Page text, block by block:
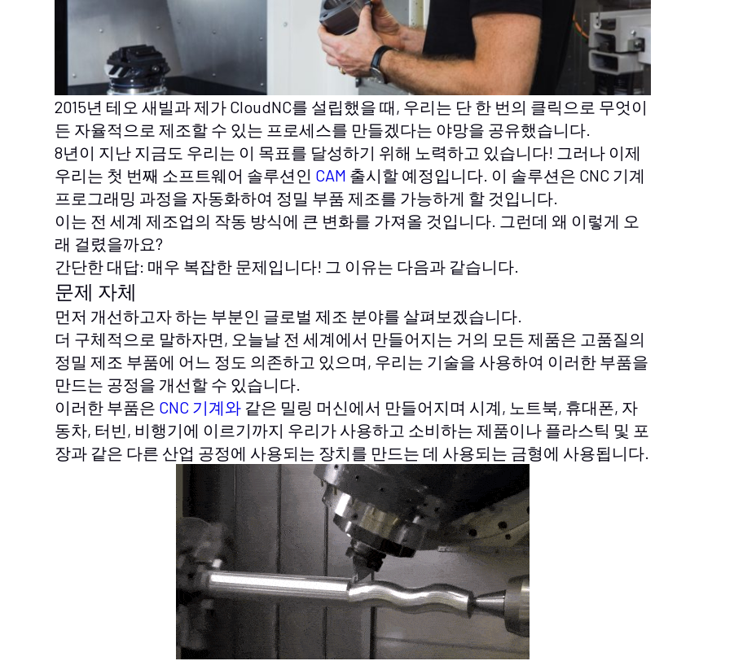
2015년 테오 새빌과 제가 CloudNC를 설립했을 때, 우리는 단 한 번의 클릭으로 무엇이
든 자율적으로 제조할 수 있는 프로세스를 만들겠다는 야망을 공유했습니다.
8년이 지난 지금도 우리는 이 목표를 달성하기 위해 노력하고 있습니다! 그러나 이제
우리는 첫 번째 소프트웨어 솔루션인 CAM 출시할 예정입니다. 이 솔루션은 CNC 기계
프로그래밍 과정을 자동화하여 정밀 부품 제조를 가능하게 할 것입니다.
이는 전 세계 제조업의 작동 방식에 큰 변화를 가져올 것입니다. 그런데 왜 이렇게 오
래 걸렸을까요?
간단한 대답: 매우 복잡한 문제입니다! 그 이유는 다음과 같습니다.
문제 자체
먼저 개선하고자 하는 부분인 글로벌 제조 분야를 살펴보겠습니다.
더 구체적으로 말하자면, 오늘날 전 세계에서 만들어지는 거의 모든 제품은 고품질의
정밀 제조 부품에 어느 정도 의존하고 있으며, 우리는 기술을 사용하여 이러한 부품을
만드는 공정을 개선할 수 있습니다.
이러한 부품은 CNC 기계와 같은 밀링 머신에서 만들어지며 시계, 노트북, 휴대폰, 자
동차, 터빈, 비행기에 이르기까지 우리가 사용하고 소비하는 제품이나 플라스틱 및 포
장과 같은 다른 산업 공정에 사용되는 장치를 만드는 데 사용되는 금형에 사용됩니다.